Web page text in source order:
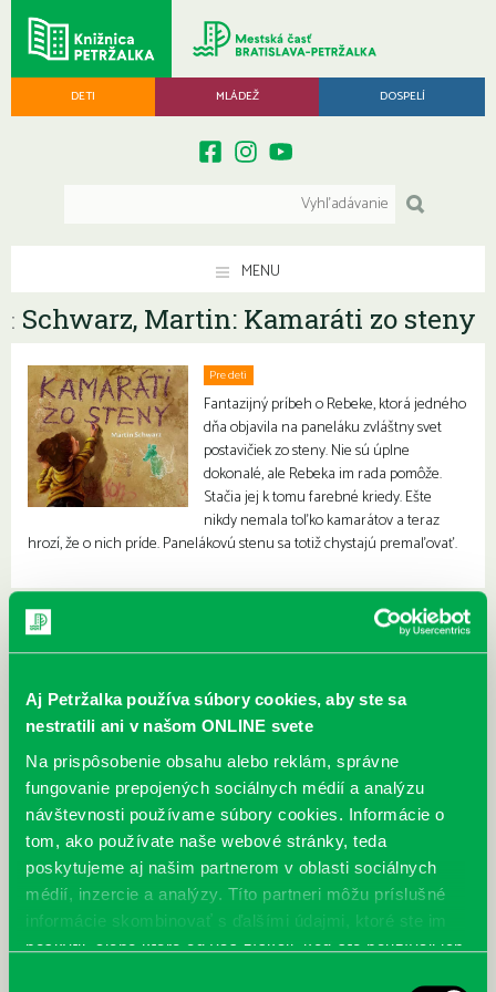
Aj Petržalka používa súbory cookies, aby ste sa
nestratili ani v našom ONLINE svete
Na prispôsobenie obsahu alebo reklám, správne
fungovanie prepojených sociálnych médií a analýzu
návštevnosti používame súbory cookies. Informácie o
tom, ako používate naše webové stránky, teda
poskytujeme aj našim partnerom v oblasti sociálnych
médií, inzercie a analýzy. Títo partneri môžu príslušné
informácie skombinovať s ďalšími údajmi, ktoré ste im
poskytli, alebo ktoré od vás získali, keď ste používali ich
DETI MLÁDEŽ DOSPELÍ
MENU
: Schwarz, Martin: Kamaráti zo steny
Pre deti
Fantazijný príbeh o Rebeke, ktorá jedného
dňa objavila na paneláku zvláštny svet
postavičiek zo steny. Nie sú úplne
dokonalé, ale Rebeka im rada pomôže.
Stačia jej k tomu farebné kriedy. Ešte
nikdy nemala toľko kamarátov a teraz
hrozí, že o nich príde. Panelákovú stenu sa totiž chystajú premaľovať.